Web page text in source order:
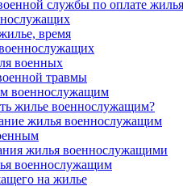
службы по оплате жилья
время
военных
травмы
военнослужащим
жилье военнослужащим?
жилья военнослужащим
жилья военнослужащими
военнослужащим
на жилье